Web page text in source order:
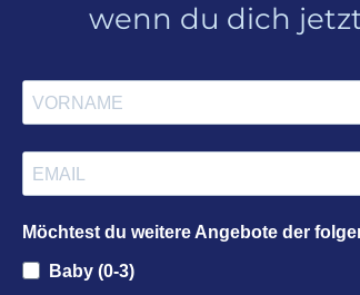
wenn du dich
Möchtest du weitere Angebote der
Baby (0-3)